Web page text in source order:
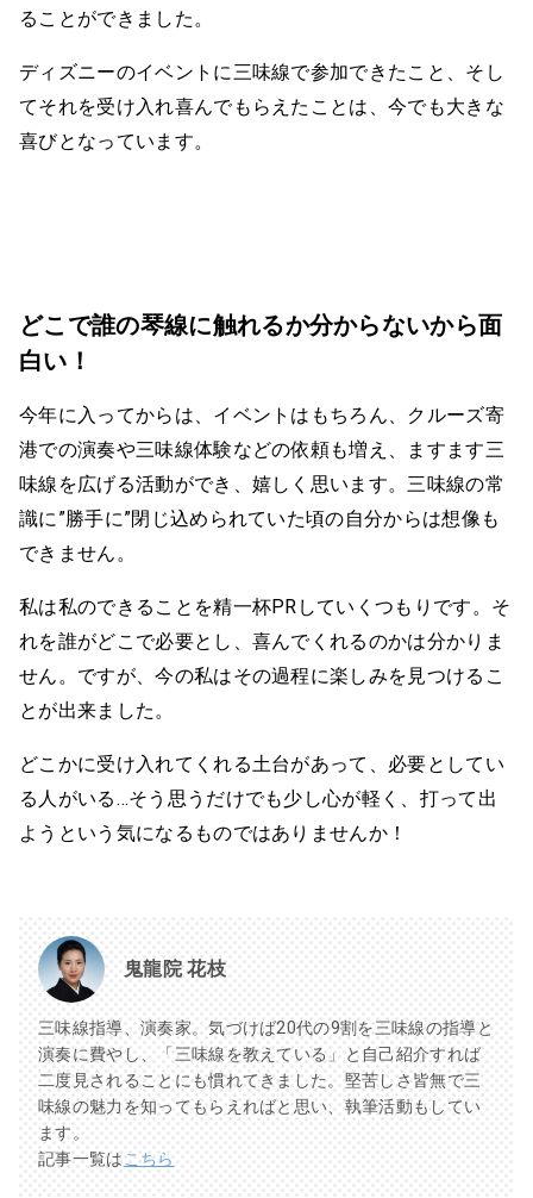
ることができました。
ディズニーのイベントに三味線で参加できたこと、そし
てそれを受け入れ喜んでもらえたことは、今でも大きな
喜びとなっています。
どこで誰の琴線に触れるか分からないから面
白い！
今年に入ってからは、イベントはもちろん、クルーズ寄
港での演奏や三味線体験などの依頼も増え、ますます三
味線を広げる活動ができ、嬉しく思います。三味線の常
識に”勝手に”閉じ込められていた頃の自分からは想像も
できません。
私は私のできることを精一杯PRしていくつもりです。そ
れを誰がどこで必要とし、喜んでくれるのかは分かりま
せん。ですが、今の私はその過程に楽しみを見つけるこ
とが出来ました。
どこかに受け入れてくれる土台があって、必要としてい
る人がいる…そう思うだけでも少し心が軽く、打って出
ようという気になるものではありませんか！
鬼龍院 花枝
三味線指導、演奏家。気づけば20代の9割を三味線の指導と
演奏に費やし、「三味線を教えている」と自己紹介すれば
二度見されることにも慣れてきました。堅苦しさ皆無で三
味線の魅力を知ってもらえればと思い、執筆活動もしてい
ます。
記事一覧はこちら